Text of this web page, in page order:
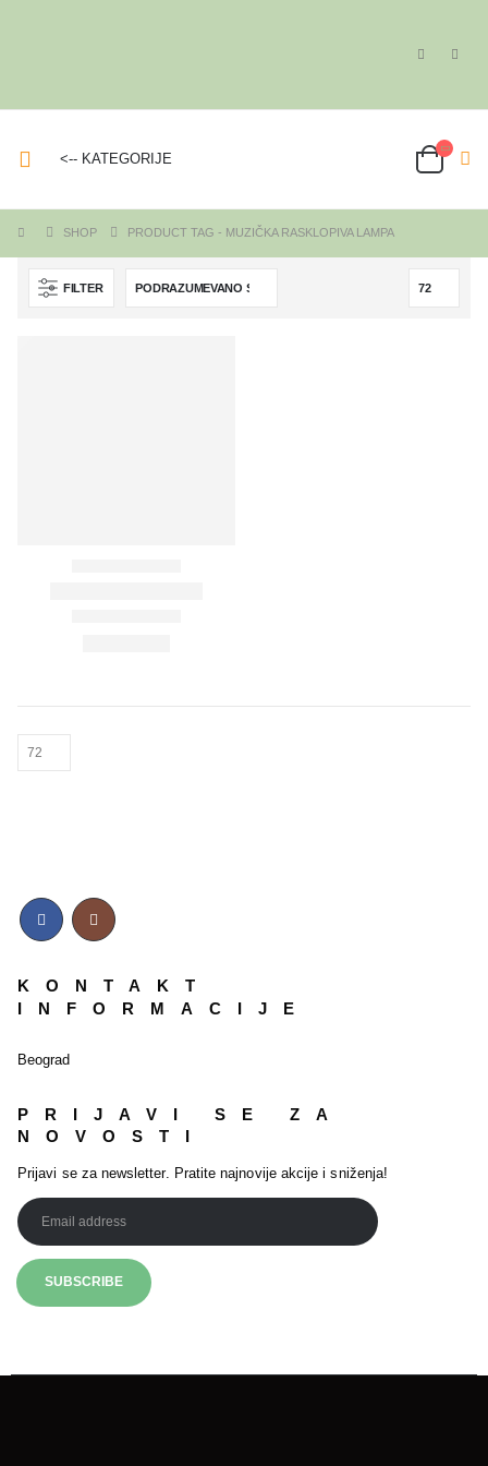
<-- KATEGORIJE
SHOP PRODUCT TAG - MUZIČKA RASKLOPIVA LAMPA
FILTER
KONTAKT
INFORMACIJE
Beograd
PRIJAVI SE ZA
NOVOSTI
Prijavi se za newsletter. Pratite najnovije akcije i sniženja!